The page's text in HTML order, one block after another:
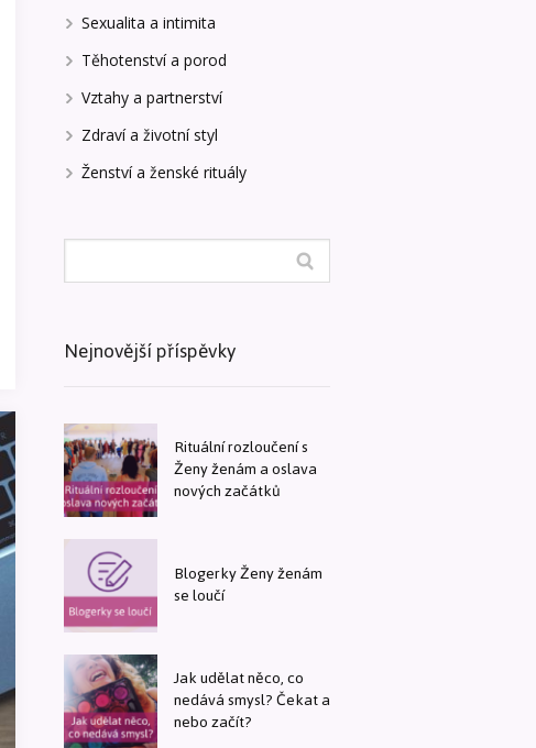
Sexualita a intimita
Těhotenství a porod
Vztahy a partnerství
Zdraví a životní styl
Ženství a ženské rituály
Nejnovější příspěvky
Rituální rozloučení s
Ženy ženám a oslava
nových začátků
Blogerky Ženy ženám
se loučí
Jak udělat něco, co
nedává smysl? Čekat a
nebo začít?